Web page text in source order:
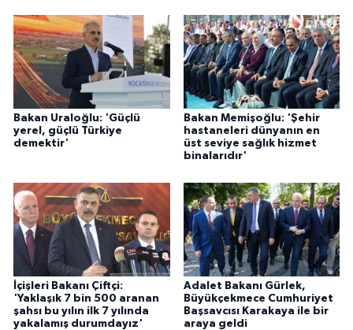
Bakan Uraloğlu: 'Güçlü
yerel, güçlü Türkiye
demektir'
Bakan Memişoğlu: 'Şehir
hastaneleri dünyanın en
üst seviye sağlık hizmet
binalarıdır'
İçişleri Bakanı Çiftçi:
'Yaklaşık 7 bin 500 aranan
şahsı bu yılın ilk 7 yılında
yakalamış durumdayız'
Adalet Bakanı Gürlek,
Büyükçekmece Cumhuriyet
Başsavcısı Karakaya ile bir
araya geldi